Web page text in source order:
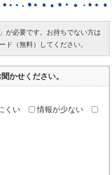
が必要です。お持ちでない方は
ド（無料）してください。
かせください。
くい
情報が少ない